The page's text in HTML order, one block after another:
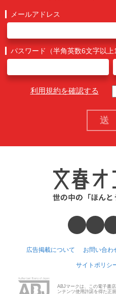
メールアドレス
パスワード（半角英数6文字以上
利用規約を確認する
広告掲載について お問い合わ
サイトポリシ
ABJマークは、この電子書
ンテンツ使用許諾を得た正